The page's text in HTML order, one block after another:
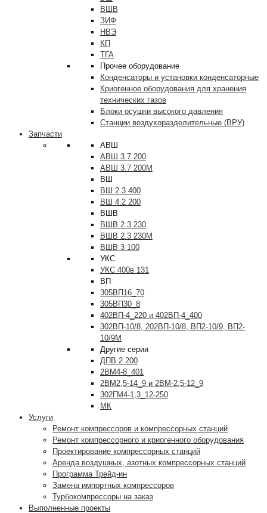
ВШВ
ЗИФ
НВЭ
КП
ТГА
Прочее оборудование
Конденсаторы и установки конденсаторные
Криогенное оборудования для хранения
технических газов
Блоки осушки высокого давления
Станции воздухоразделительные (ВРУ)
Запчасти
АВШ
АВШ 3.7 200
АВШ 3.7 200М
ВШ
ВШ 2.3 400
ВШ 4.2 200
ВШВ
ВШВ 2.3 230
ВШВ 2.3 230М
ВШВ 3 100
УКС
УКС 400в 131
ВП
305ВП16_70
305ВП30_8
402ВП-4_220 и 402ВП-4_400
302ВП-10/8, 202ВП-10/8, ВП2-10/9, ВП2-
10/9М
Другие серии
ДПВ 2 200
2ВМ4-8_401
2ВМ2,5-14_9 и 2ВМ-2,5-12_9
302ГМ4-1,3_12-250
МК
Услуги
Ремонт компрессоров и компрессорных станций
Ремонт компрессорного и криогенного оборудования
Проектирование компрессорных станций
Аренда воздушных, азотных компрессорных станций
Программа Трейд-ин
Замена импортных компрессоров
Турбокомпрессоры на заказ
Выполненные проекты